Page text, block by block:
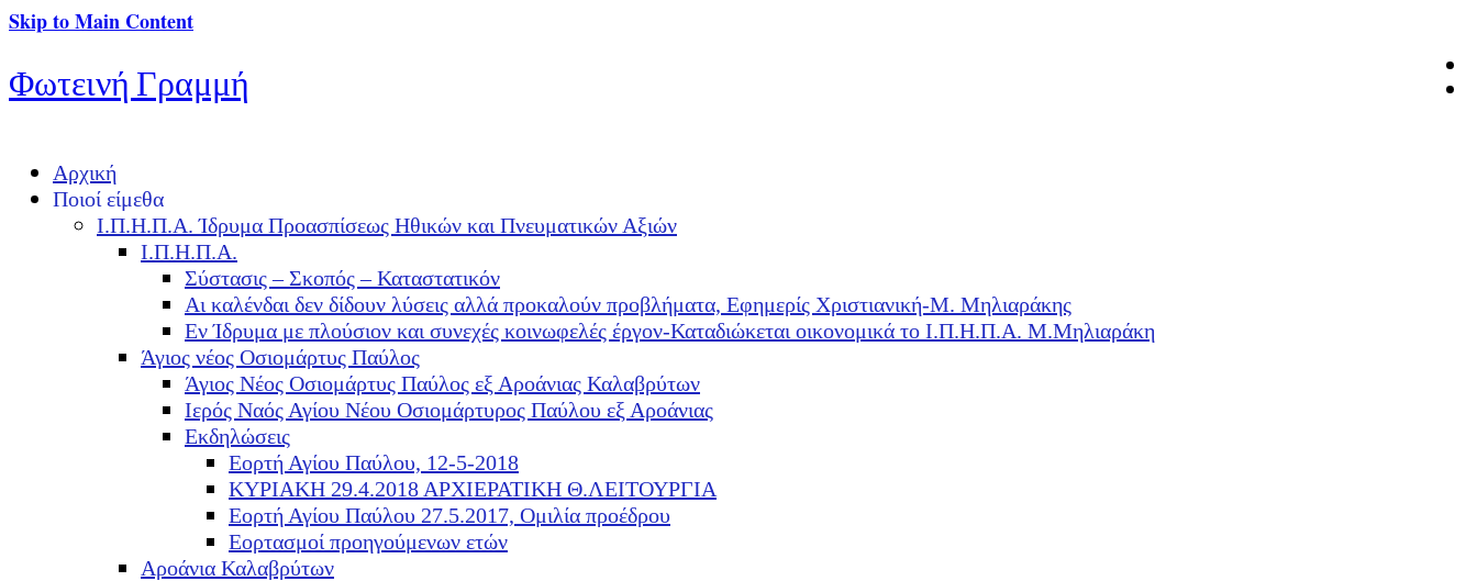
Skip to Main Content
Φωτεινή Γραμμή
Αρχική
Ποιοί είμεθα
Ι.Π.Η.Π.Α. Ίδρυμα Προασπίσεως Ηθικών και Πνευματικών Αξιών
Ι.Π.Η.Π.Α.
Σύστασις – Σκοπός – Καταστατικόν
Αι καλένδαι δεν δίδουν λύσεις αλλά προκαλούν προβλήματα, Εφημερίς Χριστιανική-Μ. Μηλιαράκης
Εν Ίδρυμα με πλούσιον και συνεχές κοινωφελές έργον-Καταδιώκεται οικονομικά το Ι.Π.Η.Π.Α. Μ.Μηλιαράκη
Άγιος νέος Οσιομάρτυς Παύλος
Άγιος Νέος Οσιομάρτυς Παύλος εξ Αροάνιας Καλαβρύτων
Ιερός Ναός Αγίου Νέου Οσιομάρτυρος Παύλου εξ Αροάνιας
Εκδηλώσεις
Εορτή Αγίου Παύλου, 12-5-2018
ΚΥΡΙΑΚΗ 29.4.2018 ΑΡΧΙΕΡΑΤΙΚΗ Θ.ΛΕΙΤΟΥΡΓΙΑ
Εορτή Αγίου Παύλου 27.5.2017, Ομιλία προέδρου
Εορτασμοί προηγούμενων ετών
Αροάνια Καλαβρύτων